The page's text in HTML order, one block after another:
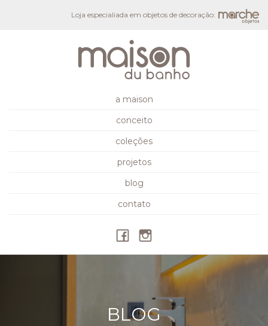
Loja especialiada em objetos de decoração:
a maison
conceito
coleções
projetos
blog
contato
BLOG